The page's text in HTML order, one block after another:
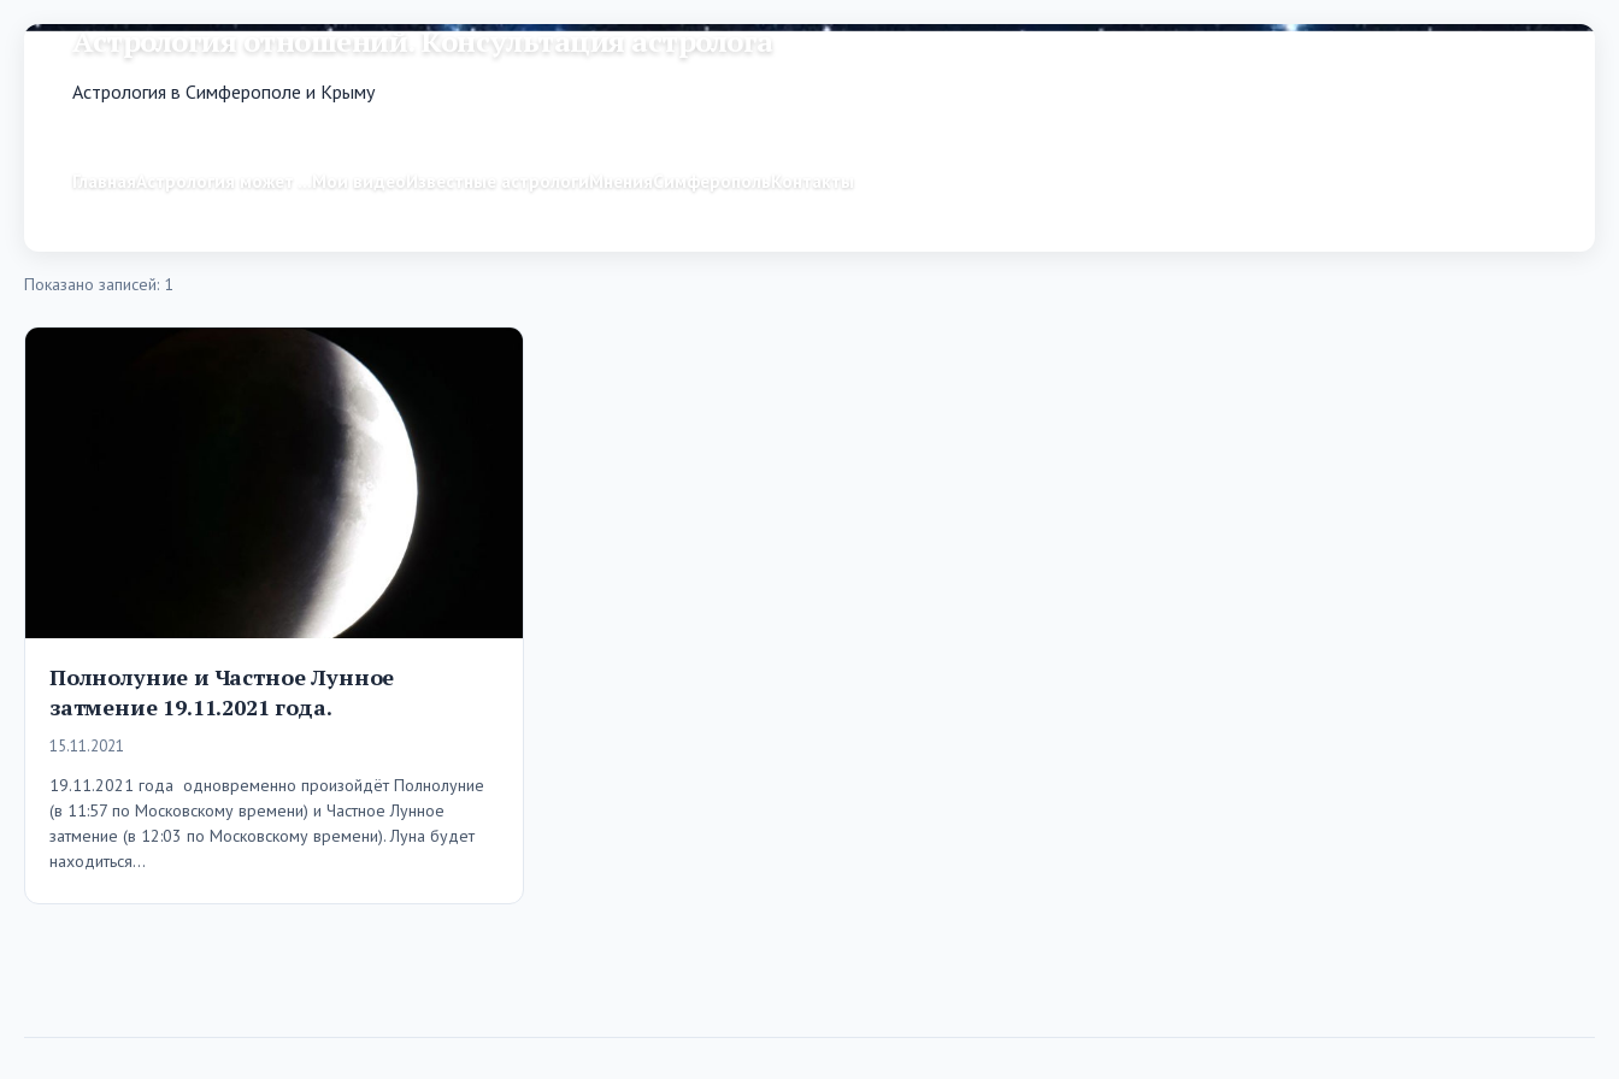
Астрология отношений. Консультация астролога
Астрология в Симферополе и Крыму
ГлавнаяАстрология может … Мои видео Известные астрологиМнения Симферополь Контакты
Показано записей: 1
Полнолуние и Частное Лунное
затмение 19.11.2021 года.
15.11.2021
19.11.2021 года одновременно произойдёт Полнолуние
(в 11:57 по Московскому времени) и Частное Лунное
затмение (в 12:03 по Московскому времени). Луна будет
находиться…